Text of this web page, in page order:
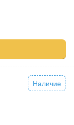
Наличие